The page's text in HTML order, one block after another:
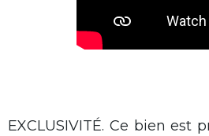
EXCLUSIVITÉ. Ce bien est